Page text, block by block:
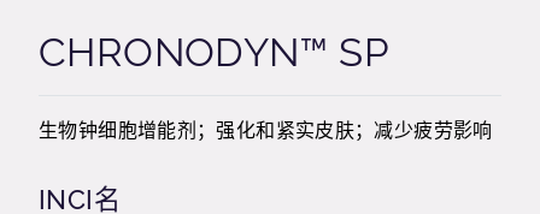
CHRONODYN™ SP
生物钟细胞增能剂；强化和紧实皮肤；减少疲劳影响
INCI名